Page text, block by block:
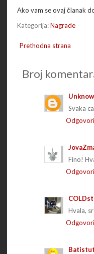
Ako vam se ovaj članak
Kategorija:Nagrade
Prethodna strana
Broj
Svaka
Odgovori
Fino!
Odgovori
Hvala,
Odgovori